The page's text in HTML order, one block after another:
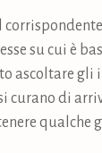
su cui è
ascoltare gli
curano di
qualche